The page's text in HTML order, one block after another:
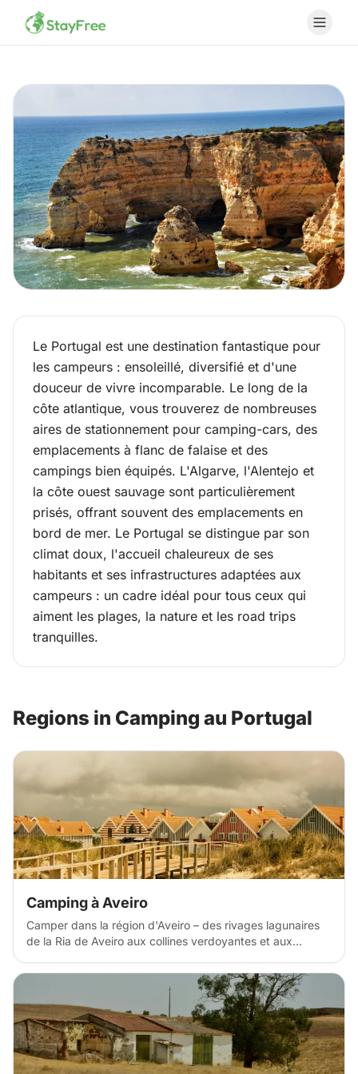
Camping au
Portugal
Le Portugal est une destination fantastique pour
les campeurs : ensoleillé, diversifié et d'une
douceur de vivre incomparable. Le long de la
côte atlantique, vous trouverez de nombreuses
aires de stationnement pour camping-cars, des
emplacements à flanc de falaise et des
campings bien équipés. L'Algarve, l'Alentejo et
la côte ouest sauvage sont particulièrement
prisés, offrant souvent des emplacements en
bord de mer. Le Portugal se distingue par son
climat doux, l'accueil chaleureux de ses
habitants et ses infrastructures adaptées aux
campeurs : un cadre idéal pour tous ceux qui
aiment les plages, la nature et les road trips
tranquilles.
Regions in Camping au Portugal
Camping à Aveiro
Camper dans la région d'Aveiro – des rivages lagunaires
de la Ria de Aveiro aux collines verdoyantes et aux
Découvrez des emplacements de camping sauvage le
long des longues plages de l'Atlantique, des
emplacements pour camping-cars dans des villes côtières
comme Costa Nova et Barra, et des campings paisibles
au bord des lacs, des dunes et des villages de pêcheurs
traditionnels. Explorez les canaux d'Aveiro en kayak,
flânez dans les ports colorés de Moliceiro et parcourez à